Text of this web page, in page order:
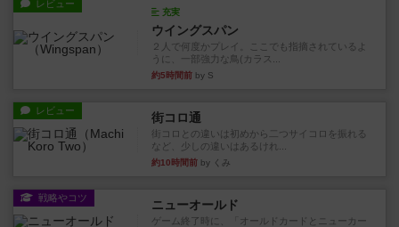
レビュー
充実
ウイングスパン
２人で何度かプレイ。ここでも指摘されているよ
うに、一部強力な鳥(カラス...
約5時間前 by S
レビュー 街コロ通
街コロとの違いは初めから二つサイコロを振れる
など、少しの違いはあるけれ...
約10時間前 by くみ
戦略やコツ ニューオールド
ゲーム終了時に、「オールドカードとニューカー